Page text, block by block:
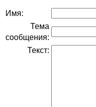
Имя:
Тема
сообщения:
Текст: